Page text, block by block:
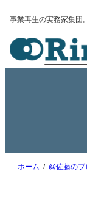
容
ス
キ
事業再生の実務家集団
ホーム @佐藤のブ